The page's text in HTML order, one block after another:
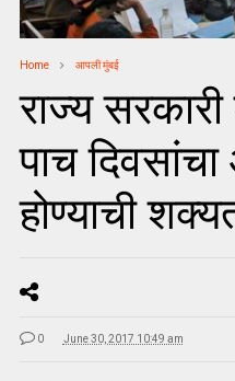
Home आपली मुंबई
राज्य सरकारी
पाच
होण्याची
0 June 30, 2017 10:49 am